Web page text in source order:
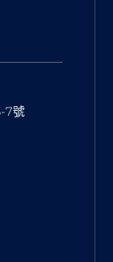
7號